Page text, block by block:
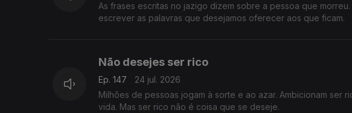
As frases escritas no jazigo dizem sobre a pessoa que
escrever as palavras que desejamos oferecer aos que ficam.
Não desejes ser rico
Ep. 147
24 jul. 2026
Milhões de pessoas jogam à sorte e ao azar. Ambicionam ser
vida. Mas ser rico não é coisa que se deseje.